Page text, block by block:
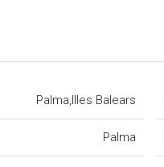
Palma,Illes Balears
Palma